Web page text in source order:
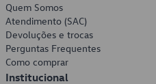
Quem Somos
Atendimento (SAC)
Devoluções e trocas
Perguntas Frequentes
Como comprar
Institucional